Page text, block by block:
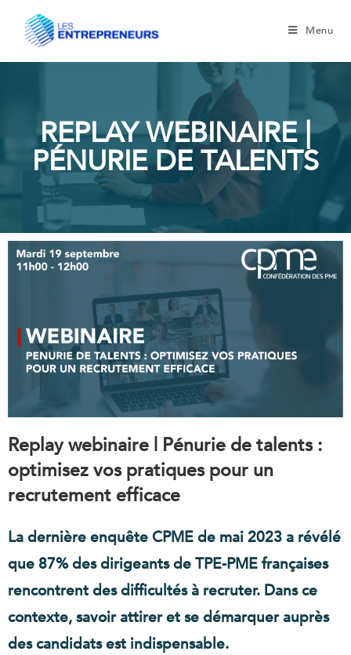
Menu
REPLAY WEBINAIRE |
PÉNURIE DE TALENTS
Replay webinaire | Pénurie de talents :
optimisez vos pratiques pour un
recrutement efficace
La dernière enquête CPME de mai 2023 a révélé
que 87% des dirigeants de TPE-PME françaises
rencontrent des difficultés à recruter. Dans ce
contexte, savoir attirer et se démarquer auprès
des candidats est indispensable.